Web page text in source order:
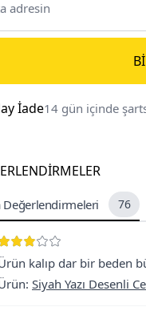
İade14 gün içinde
Değerlendirmeleri 76
kalıp dar bir beden
: Siyah Yazı Desenli